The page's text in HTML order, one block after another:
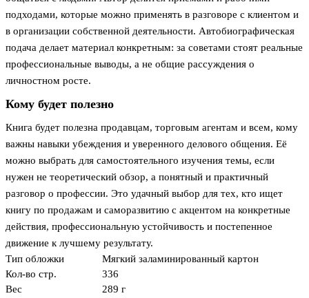
подходами, которые можно применять в разговоре с клиентом и
в организации собственной деятельности. Автобиографическая
подача делает материал конкретным: за советами стоят реальные
профессиональные выводы, а не общие рассуждения о
личностном росте.
Кому будет полезно
Книга будет полезна продавцам, торговым агентам и всем, кому
важны навыки убеждения и уверенного делового общения. Её
можно выбрать для самостоятельного изучения темы, если
нужен не теоретический обзор, а понятный и практичный
разговор о профессии. Это удачный выбор для тех, кто ищет
книгу по продажам и саморазвитию с акцентом на конкретные
действия, профессиональную устойчивость и постепенное
движение к лучшему результату.
Тип обложки
Мягкий заламинированный картон
Кол-во стр.
336
Вес
289 г